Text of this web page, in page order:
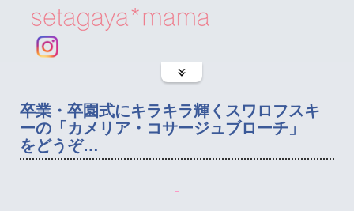
卒業・卒園式にキラキラ輝くスワロフスキ
ーの「カメリア・コサージュブローチ」
をどうぞ…